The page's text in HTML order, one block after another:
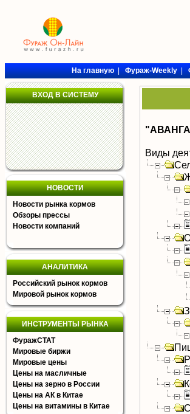
На главную|Фураж-Weekly|
ВХОД В СИСТЕМУ
НОВОСТИ
Новости рынка кормов
Обзоры прессы
Новости компаний
АНАЛИТИКА
Российский рынок кормов
Мировой рынок кормов
ИНСТРУМЕНТЫ РЫНКА
ФуражСТАТ
Мировые биржи
Мировые цены
Цены на масличные
Цены на зерно в России
Цены на АК в Китае
Цены на витамины в Китае
Виды